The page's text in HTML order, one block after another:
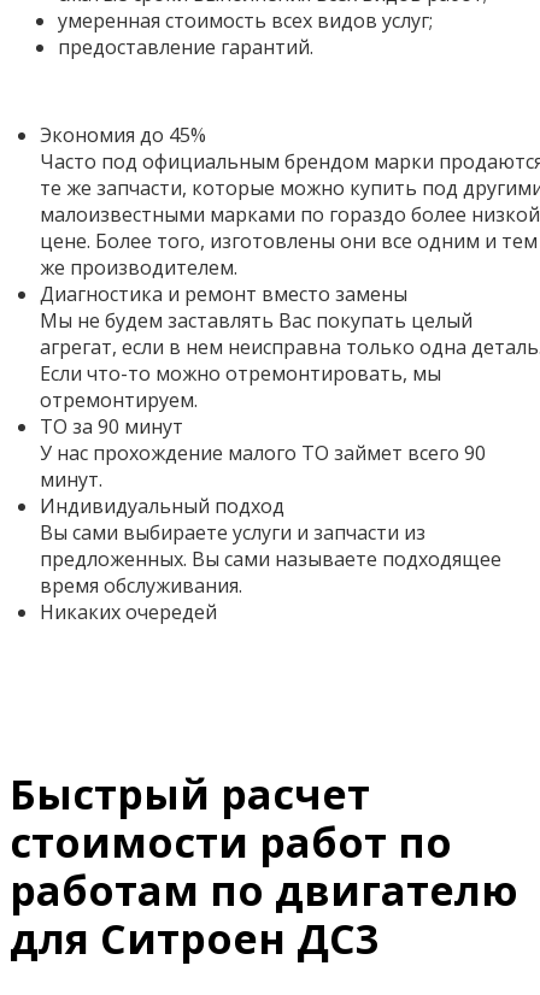
умеренная стоимость всех видов услуг;
предоставление гарантий.
Экономия до 45%
Часто под официальным брендом марки
те же запчасти, которые можно купить под
малоизвестными марками по гораздо более низкой
цене. Более того, изготовлены они все одним и тем
же производителем.
Диагностика и ремонт вместо замены
Мы не будем заставлять Вас покупать целый
агрегат, если в нем неисправна только одна
Если что-то можно отремонтировать, мы
отремонтируем.
ТО за 90 минут
У нас прохождение малого ТО займет всего 90
минут.
Индивидуальный подход
Вы сами выбираете услуги и запчасти из
предложенных. Вы сами называете подходящее
время обслуживания.
Никаких очередей
Быстрый расчет
стоимости работ по
работам по двигателю
для Ситроен ДС3